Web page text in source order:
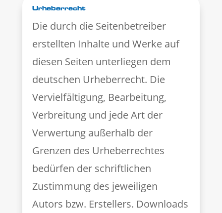
Urheberrecht
Die durch die Seitenbetreiber
erstellten Inhalte und Werke auf
diesen Seiten unterliegen dem
deutschen Urheberrecht. Die
Vervielfältigung, Bearbeitung,
Verbreitung und jede Art der
Verwertung außerhalb der
Grenzen des Urheberrechtes
bedürfen der schriftlichen
Zustimmung des jeweiligen
Autors bzw. Erstellers. Downloads